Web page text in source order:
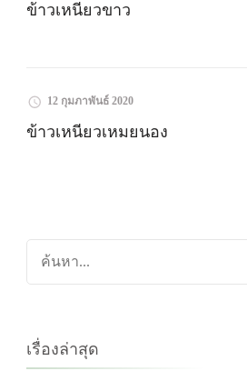
ข้าวเหนียวขาว
12 กุมภาพันธ์ 2020
ข้าวเหนียวเหมยนอง
ค้นหา
เกี่ยว
เรื่องล่าสุด